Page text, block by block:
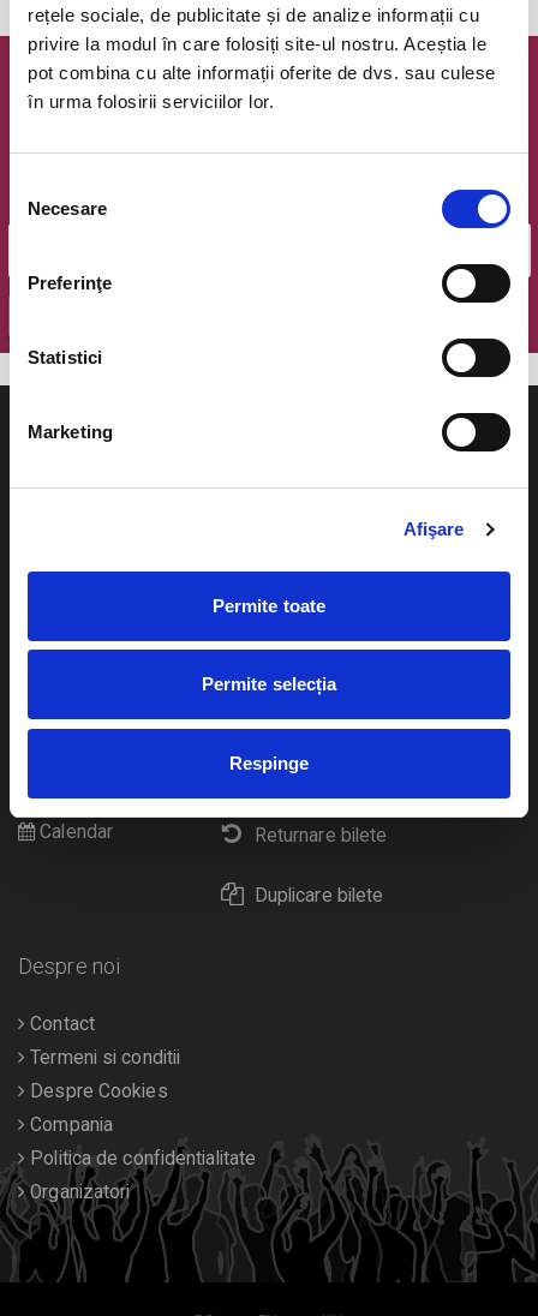
rețele sociale, de publicitate și de analize informații cu
privire la modul în care folosiți site-ul nostru. Aceștia le
pot combina cu alte informații oferite de dvs. sau culese
în urma folosirii serviciilor lor.
consimțământului
Necesare
Preferinţe
Statistici
Marketing
Afişare
Permite toate
Permite selecția
Respinge
Newsletter @ Bilete.ro
Oferte exclusive si o editie saptamanala cu cele mai noi
Email
Cum comand bilete?
Plata online sau cash
eBilet printat acasa
Livrare prin curier
Returnare bilete
Duplicare bilete
festivaluri
Pentru copii
Calendar
Despre noi
Contact
Termeni si conditii
Despre Cookies
Compania
Politica de confidentialitate
Organizatori